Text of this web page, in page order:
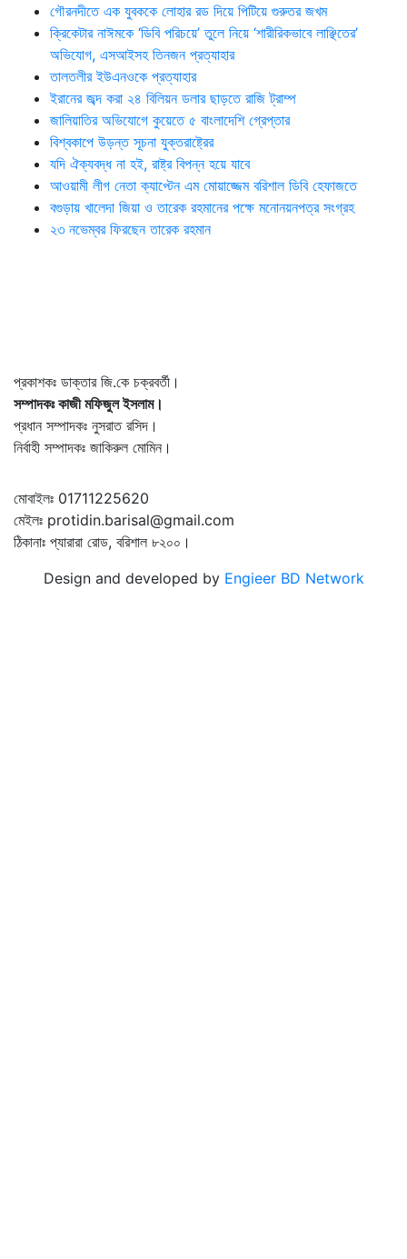
গৌরনদীতে এক যুবককে লোহার রড দিয়ে পিটিয়ে গুরুতর জখম
ক্রিকেটার নাঈমকে ‘ডিবি পরিচয়ে’ তুলে নিয়ে ‘শারীরিকভাবে লাঞ্ছিতের’
অভিযোগ, এসআইসহ তিনজন প্রত্যাহার
তালতলীর ইউএনওকে প্রত্যাহার
ইরানের জব্দ করা ২৪ বিলিয়ন ডলার ছাড়তে রাজি ট্রাম্প
জালিয়াতির অভিযোগে কুয়েতে ৫ বাংলাদেশি গ্রেপ্তার
বিশ্বকাপে উড়ন্ত সূচনা যুক্তরাষ্ট্রের
যদি ঐক্যবদ্ধ না হই, রাষ্ট্র বিপন্ন হয়ে যাবে
আওয়ামী লীগ নেতা ক্যাপ্টেন এম মোয়াজ্জেম বরিশাল ডিবি হেফাজতে
বগুড়ায় খালেদা জিয়া ও তারেক রহমানের পক্ষে মনোনয়নপত্র সংগ্রহ
২৩ নভেম্বর ফিরছেন তারেক রহমান
প্রকাশকঃ ডাক্তার জি.কে চক্রবর্তী।
সম্পাদকঃ কাজী মফিজুল ইসলাম।
প্রধান সম্পাদকঃ নুসরাত রসিদ।
নির্বাহী সম্পাদকঃ জাকিরুল মোমিন।
মোবাইলঃ 01711225620
মেইলঃ protidin.barisal@gmail.com
ঠিকানাঃ প্যারারা রোড, বরিশাল ৮২০০।
Design and developed by Engieer BD Network